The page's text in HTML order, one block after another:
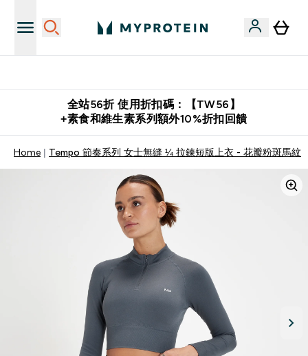
全站56折 使用折扣碼：【TW56】
+素食和維生素系列額外10%折扣回饋
Home Tempo 節奏系列 女士無縫 ¼ 拉鍊短版上衣 - 花瓣粉斑馬紋